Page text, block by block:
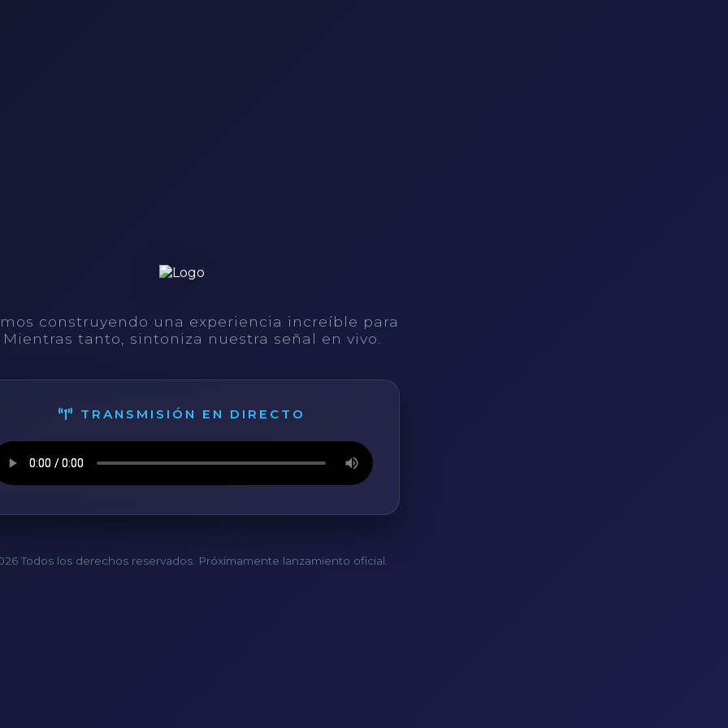
construyendo una experiencia increíble para
tanto, sintoniza nuestra señal en vivo.
TRANSMISIÓN EN DIRECTO
Todos los derechos reservados. Próximamente lanzamiento oficial.